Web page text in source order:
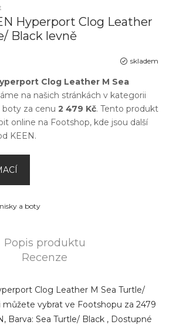
Hyperport Clog Leather
Black levně
skladem
Clog Leather M Sea
na našich stránkách v kategorii
boty za cenu 2 479 Kč. Tento produkt
online na Footshop, kde jsou další
KEEN.
a boty
Popis produktu
Recenze
Clog Leather M Sea Turtle/
můžete vybrat ve Footshopu za 2479
Barva: Sea Turtle/ Black , Dostupné